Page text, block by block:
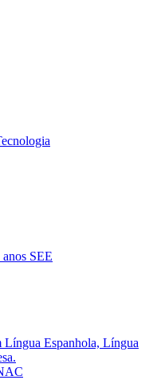
SEE
Língua Espanhola, Língua